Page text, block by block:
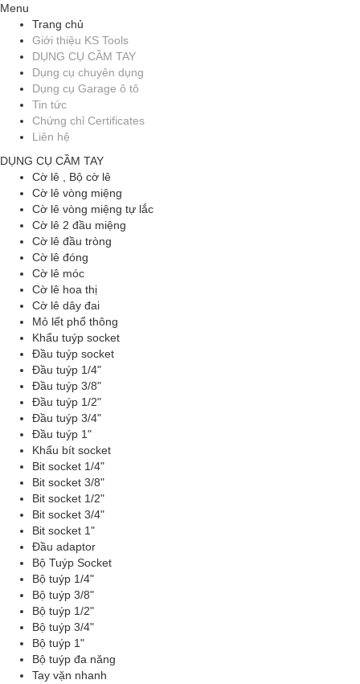
Menu
Trang chủ
Giới thiệu KS Tools
DỤNG CỤ CẦM TAY
Dụng cụ chuyên dụng
Dụng cụ Garage ô tô
Tin tức
Chứng chỉ Certificates
Liên hệ
DỤNG CỤ CẦM TAY
Cờ lê , Bộ cờ lê
Cờ lê vòng miệng
Cờ lê vòng miệng tự lắc
Cờ lê 2 đầu miệng
Cờ lê đầu tròng
Cờ lê đóng
Cờ lê móc
Cờ lê hoa thị
Cờ lê dây đai
Mỏ lết phổ thông
Khẩu tuýp socket
Đầu tuýp socket
Đầu tuýp 1/4"
Đầu tuýp 3/8"
Đầu tuýp 1/2"
Đầu tuýp 3/4"
Đầu tuýp 1"
Khẩu bít socket
Bit socket 1/4"
Bit socket 3/8"
Bit socket 1/2"
Bit socket 3/4"
Bit socket 1"
Đầu adaptor
Bộ Tuýp Socket
Bộ tuýp 1/4"
Bộ tuýp 3/8"
Bộ tuýp 1/2"
Bộ tuýp 3/4"
Bộ tuýp 1"
Bộ tuýp đa năng
Tay vặn nhanh